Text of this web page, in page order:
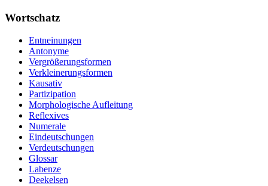
Wortschatz
Entneinungen
Antonyme
Vergrößerungsformen
Verkleinerungsformen
Kausativ
Partizipation
Morphologische Aufleitung
Reflexives
Numerale
Eindeutschungen
Verdeutschungen
Glossar
Labenze
Deekelsen